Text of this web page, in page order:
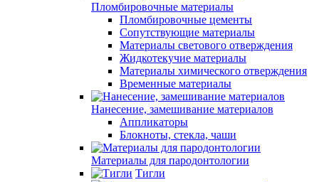
Пломбировочные материалы
Пломбировочные цементы
Сопутствующие материалы
Материалы светового отверждения
Жидкотекучие материалы
Материалы химического отверждения
Временные материалы
Нанесение, замешивание материалов
Аппликаторы
Блокноты, стекла, чаши
Материалы для пародонтологии
Тигли